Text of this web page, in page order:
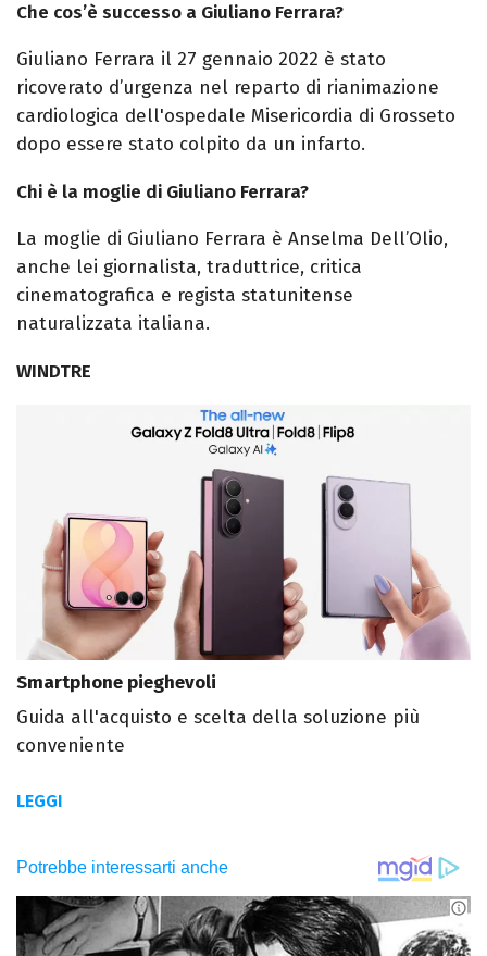
Che cos’è successo a Giuliano Ferrara?
Giuliano Ferrara il 27 gennaio 2022 è stato
ricoverato d’urgenza nel reparto di rianimazione
cardiologica dell'ospedale Misericordia di Grosseto
dopo essere stato colpito da un infarto.
Chi è la moglie di Giuliano Ferrara?
La moglie di Giuliano Ferrara è Anselma Dell’Olio,
anche lei giornalista, traduttrice, critica
cinematografica e regista statunitense
naturalizzata italiana.
WINDTRE
Smartphone pieghevoli
Guida all'acquisto e scelta della soluzione più
conveniente
LEGGI